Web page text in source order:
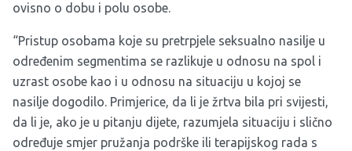
ovisno o dobu i polu osobe.
“Pristup osobama koje su pretrpjele seksualno nasilje u
određenim segmentima se razlikuje u odnosu na spol i
uzrast osobe kao i u odnosu na situaciju u kojoj se
nasilje dogodilo. Primjerice, da li je žrtva bila pri svijesti,
da li je, ako je u pitanju dijete, razumjela situaciju i slično
određuje smjer pružanja podrške ili terapijskog rada s